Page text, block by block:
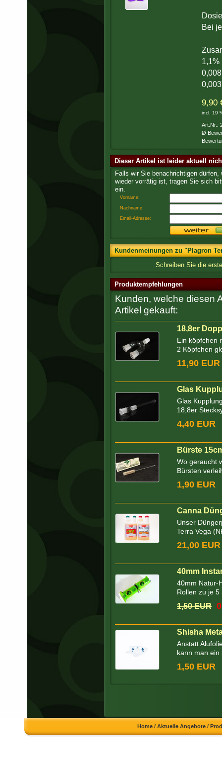
Bei
1,1%
9,90
incl. 19
Art.Nr.:
Ø
Dieser Artikel ist leider aktuell
Falls wir Sie benachrichtigen dürfen,
wieder vorrätig ist, tragen Sie sich
ein.
Vorname:
Nachname:
Email-Adresse:
Kundenmeinungen zu "Plagron
Schreiben Sie die
Produktempfehlungen
Kunden, welche diesen
Artikel gekauft:
18,8er
Ein köpfchen
2 Köpfchen
11,90 EUR
Glas
Glas
18,8er
4,40 EUR
Bürste
Wo geraucht
Bürsten
1,90 EUR
Canna
Unser
Terra Vega
21,00 EUR
40mm
40mm Natur-
Rollen zu je
1,50 EUR
Shisha
Anstatt
kann man ein
1,50 EUR
Home /Aktuelle Angebote /